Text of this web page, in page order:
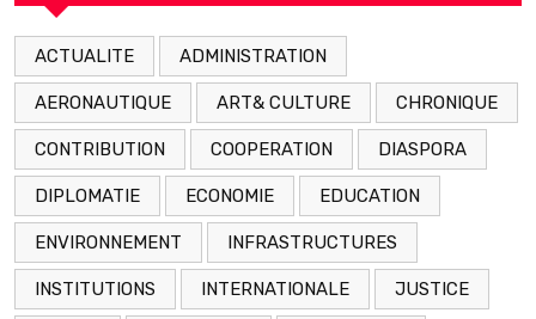
ACTUALITE ADMINISTRATION
AERONAUTIQUE ART& CULTURE CHRONIQUE
CONTRIBUTION COOPERATION DIASPORA
DIPLOMATIE ECONOMIE EDUCATION
ENVIRONNEMENT INFRASTRUCTURES
INSTITUTIONS INTERNATIONALE JUSTICE